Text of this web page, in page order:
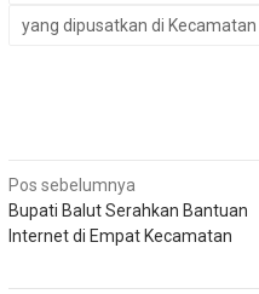
yang dipusatkan di Kecamatan
Navigasi
pos
Pos sebelumnya
Bupati Balut Serahkan Bantuan
Internet di Empat Kecamatan